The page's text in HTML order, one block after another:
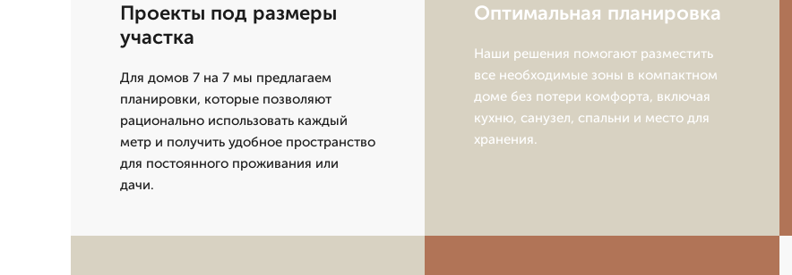
Проекты под размеры
участка
Для домов 7 на 7 мы предлагаем
планировки, которые позволяют
рационально использовать каждый
метр и получить удобное пространство
для постоянного проживания или
дачи.
Оптимальная планировка
Наши решения помогают разместить
все необходимые зоны в компактном
доме без потери комфорта, включая
кухню, санузел, спальни и место для
хранения.